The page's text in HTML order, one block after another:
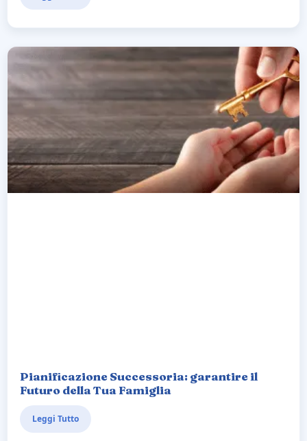
Pianificazione Successoria: garantire il
Futuro della Tua Famiglia
Leggi Tutto